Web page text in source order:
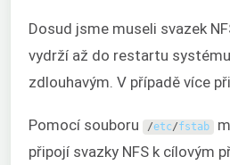
Dosud jsme museli svazek
vydrží až do restartu
zdlouhavým. V případě více
Pomocí souboru /etc/fstab
připojí svazky NFS k cílovým